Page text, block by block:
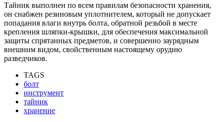
Тайник выполнен по всем правилам безопасности хранения,
он снабжен резиновым уплотнителем, который не допускает
попадания влаги внутрь болта, обратной резьбой в месте
крепления шляпки-крышки, для обеспечения максимальной
защиты спрятанных предметов, и совершенно заурядным
внешним видом, свойственным настоящему орудию
разведчиков.
TAGS
болт
инструмент
тайник
хранение